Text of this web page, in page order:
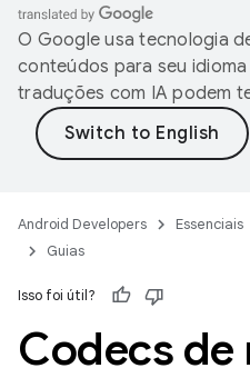
O Google usa tecnologia
conteúdos para seu
traduções com IA podem
Android Developers Essenciais
Guias
Isso foi útil?
Codecs de